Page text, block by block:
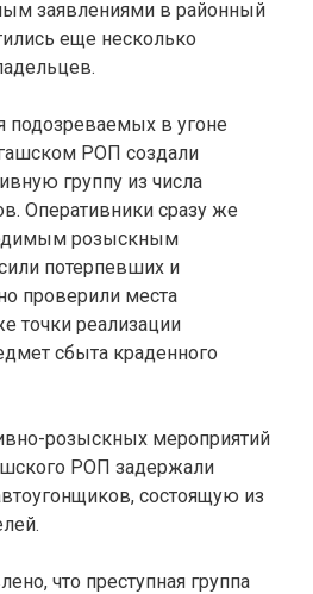
заявлениями в районный
еще несколько
в угоне
РОП создали
группу из числа
Оперативники сразу же
розыскным
потерпевших и
проверили места
точки реализации
сбыта краденного
розыскных мероприятий
РОП задержали
состоящую из
что преступная группа